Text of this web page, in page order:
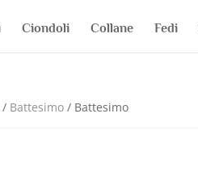
Ciondoli Collane Fedi
/ Battesimo / Battesimo